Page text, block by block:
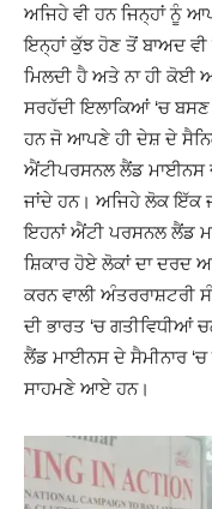
ਅਜਿਹੇ ਵੀ ਹਨ ਜਿਨ੍ਹਾਂ ਨੂੰ
ਇਨ੍ਹਾਂ ਕੁੱਝ ਹੋਣ ਤੋਂ ਬਾਅਦ ਵੀ
ਮਿਲਦੀ ਹੈ ਅਤੇ ਨਾ ਹੀ ਕੋਈ
ਸਰਹੱਦੀ ਇਲਾਕਿਆਂ ‘ਚ ਬਸਣ
ਹਨ ਜੋ ਆਪਣੇ ਹੀ ਦੇਸ਼ ਦੇ
ਐਂਟੀਪਰਸਨਲ ਲੈਂਡ ਮਾਈਨਸ
ਜਾਂਦੇ ਹਨ। ਅਜਿਹੇ ਲੋਕ ਇੱਕ
ਇਹਨਾਂ ਐਂਟੀ ਪਰਸਨਲ ਲੈਂਡ
ਸ਼ਿਕਾਰ ਹੋਏ ਲੋਕਾਂ ਦਾ ਦਰਦ
ਕਰਨ ਵਾਲੀ
ਦੀ ਭਾਰਤ ‘ਚ ਗਤੀਵਿਧੀਆਂ
ਲੈਂਡ ਮਾਈਨਸ ਦੇ ਸੈਮੀਨਾਰ
ਸਾਹਮਣੇ ਆਏ ਹਨ।